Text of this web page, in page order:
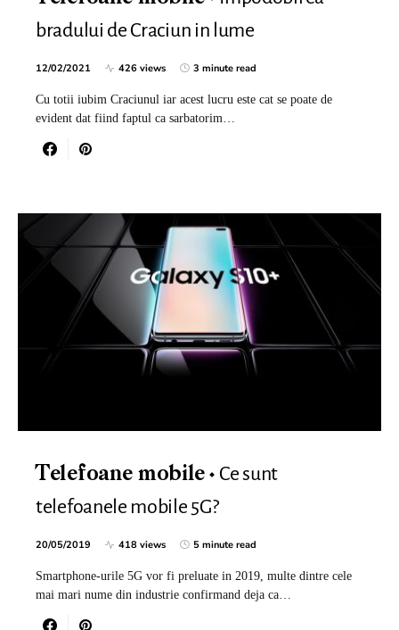
bradului de Craciun in lume
12/02/2021 426 views 3 minute read
Cu totii iubim Craciunul iar acest lucru este cat se poate de
evident dat fiind faptul ca sarbatorim…
Telefoane mobile
Ce sunt
telefoanele mobile 5G?
20/05/2019 418 views 5 minute read
Smartphone-urile 5G vor fi preluate in 2019, multe dintre cele
mai mari nume din industrie confirmand deja ca…